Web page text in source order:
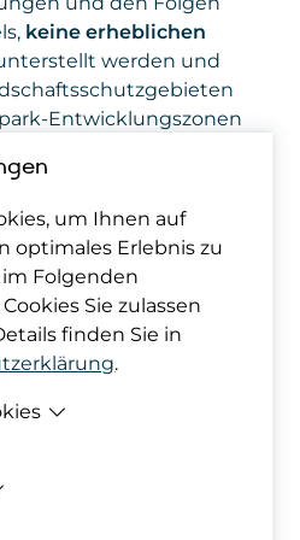
keine erheblichen
werden und
Entwicklungszonen
durchwegs eine
für die Schutzgüter
wird die Nutzung der
sogar einen
für den
bringen.
derWindenergie
wird
und
um Ihnen auf
optimales Erlebnis zu
Folgenden
Sie zulassen
finden Sie in
.
werden können,
diese in den Cookies
der eingebundenen
Daten
des